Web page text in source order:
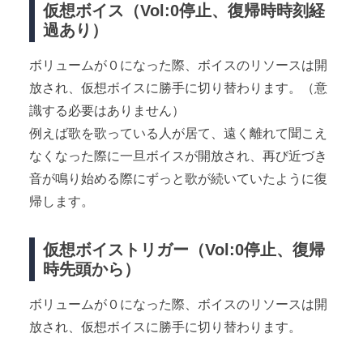
仮想ボイス（Vol:0停止、復帰時時刻経
過あり）
ボリュームが０になった際、ボイスのリソースは開
放され、仮想ボイスに勝手に切り替わります。（意
識する必要はありません）
例えば歌を歌っている人が居て、遠く離れて聞こえ
なくなった際に一旦ボイスが開放され、再び近づき
音が鳴り始める際にずっと歌が続いていたように復
帰します。
仮想ボイストリガー（Vol:0停止、復帰
時先頭から）
ボリュームが０になった際、ボイスのリソースは開
放され、仮想ボイスに勝手に切り替わります。